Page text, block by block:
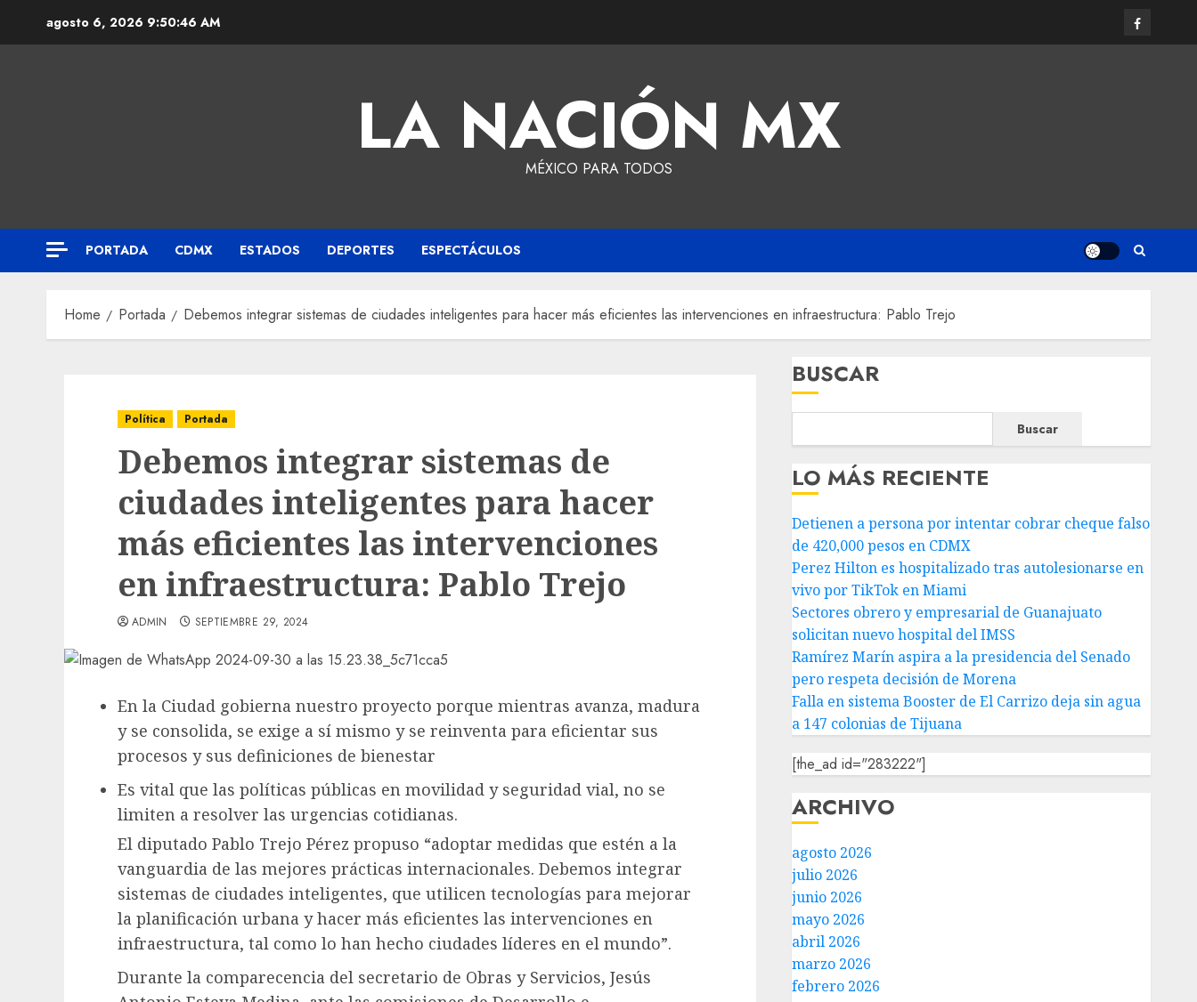
agosto 6, 2026 9:50:47 AM
LA NACIÓN MX
MÉXICO PARA TODOS
PORTADA CDMX ESTADOS DEPORTES ESPECTÁCULOS
Home Portada Debemos integrar sistemas de ciudades inteligentes para hacer más eficientes las intervenciones en infraestructura: Pablo Trejo
Política Portada
Debemos integrar sistemas de
ciudades inteligentes para hacer
más eficientes las intervenciones
en infraestructura: Pablo Trejo
ADMIN SEPTIEMBRE 29, 2024
En la Ciudad gobierna nuestro proyecto porque mientras avanza, madura
y se consolida, se exige a sí mismo y se reinventa para eficientar sus
procesos y sus definiciones de bienestar
Es vital que las políticas públicas en movilidad y seguridad vial, no se
limiten a resolver las urgencias cotidianas.
El diputado Pablo Trejo Pérez propuso “adoptar medidas que estén a la
vanguardia de las mejores prácticas internacionales. Debemos integrar
sistemas de ciudades inteligentes, que utilicen tecnologías para mejorar
la planificación urbana y hacer más eficientes las intervenciones en
infraestructura, tal como lo han hecho ciudades líderes en el mundo”.
Durante la comparecencia del secretario de Obras y Servicios, Jesús
BUSCAR
Buscar
LO MÁS RECIENTE
Detienen a persona por intentar cobrar cheque falso
de 420,000 pesos en CDMX
Perez Hilton es hospitalizado tras autolesionarse en
vivo por TikTok en Miami
Sectores obrero y empresarial de Guanajuato
solicitan nuevo hospital del IMSS
Ramírez Marín aspira a la presidencia del Senado
pero respeta decisión de Morena
Falla en sistema Booster de El Carrizo deja sin agua
a 147 colonias de Tijuana
[the_ad id="283222"]
ARCHIVO
agosto 2026
julio 2026
junio 2026
mayo 2026
abril 2026
marzo 2026
febrero 2026